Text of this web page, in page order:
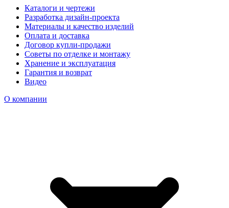
Каталоги и чертежи
Разработка дизайн-проекта
Материалы и качество изделий
Оплата и доставка
Договор купли-продажи
Советы по отделке и монтажу
Хранение и эксплуатация
Гарантия и возврат
Видео
О компании